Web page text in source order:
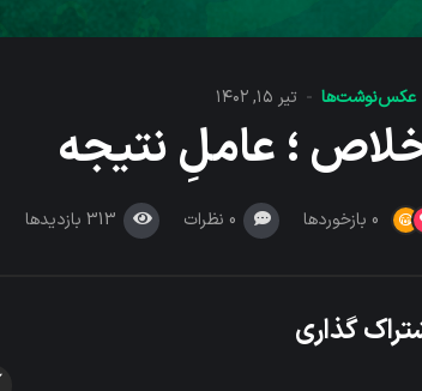
عکس‌نوشت‌ها تیر ۱۵, ۱۴۰۲
؛ عاملِ نتیجه
0 بازخوردها 0 نظرات 313 بازدیدها
گذاری